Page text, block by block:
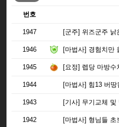
번호
1947 [군주] 위즈군주 낡
1946 [마법사] 경험치만 올
1945 [요정] 렙당 마방수
1944 [마법사] 힘13 버
1943 [기사] 무기교체 및
1942 [마법사] 형님들 초